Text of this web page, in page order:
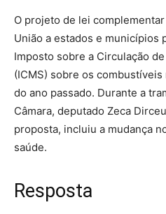
O projeto de lei
União a estados e municípios
Imposto sobre a Circulação
(ICMS) sobre os
do ano passado. Durante a
Câmara, deputado Zeca
proposta, incluiu a mudança
saúde.
Resposta